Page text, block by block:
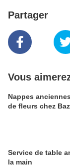
Partager
Vous
Nappes
de fleurs chez
Service de table
la main